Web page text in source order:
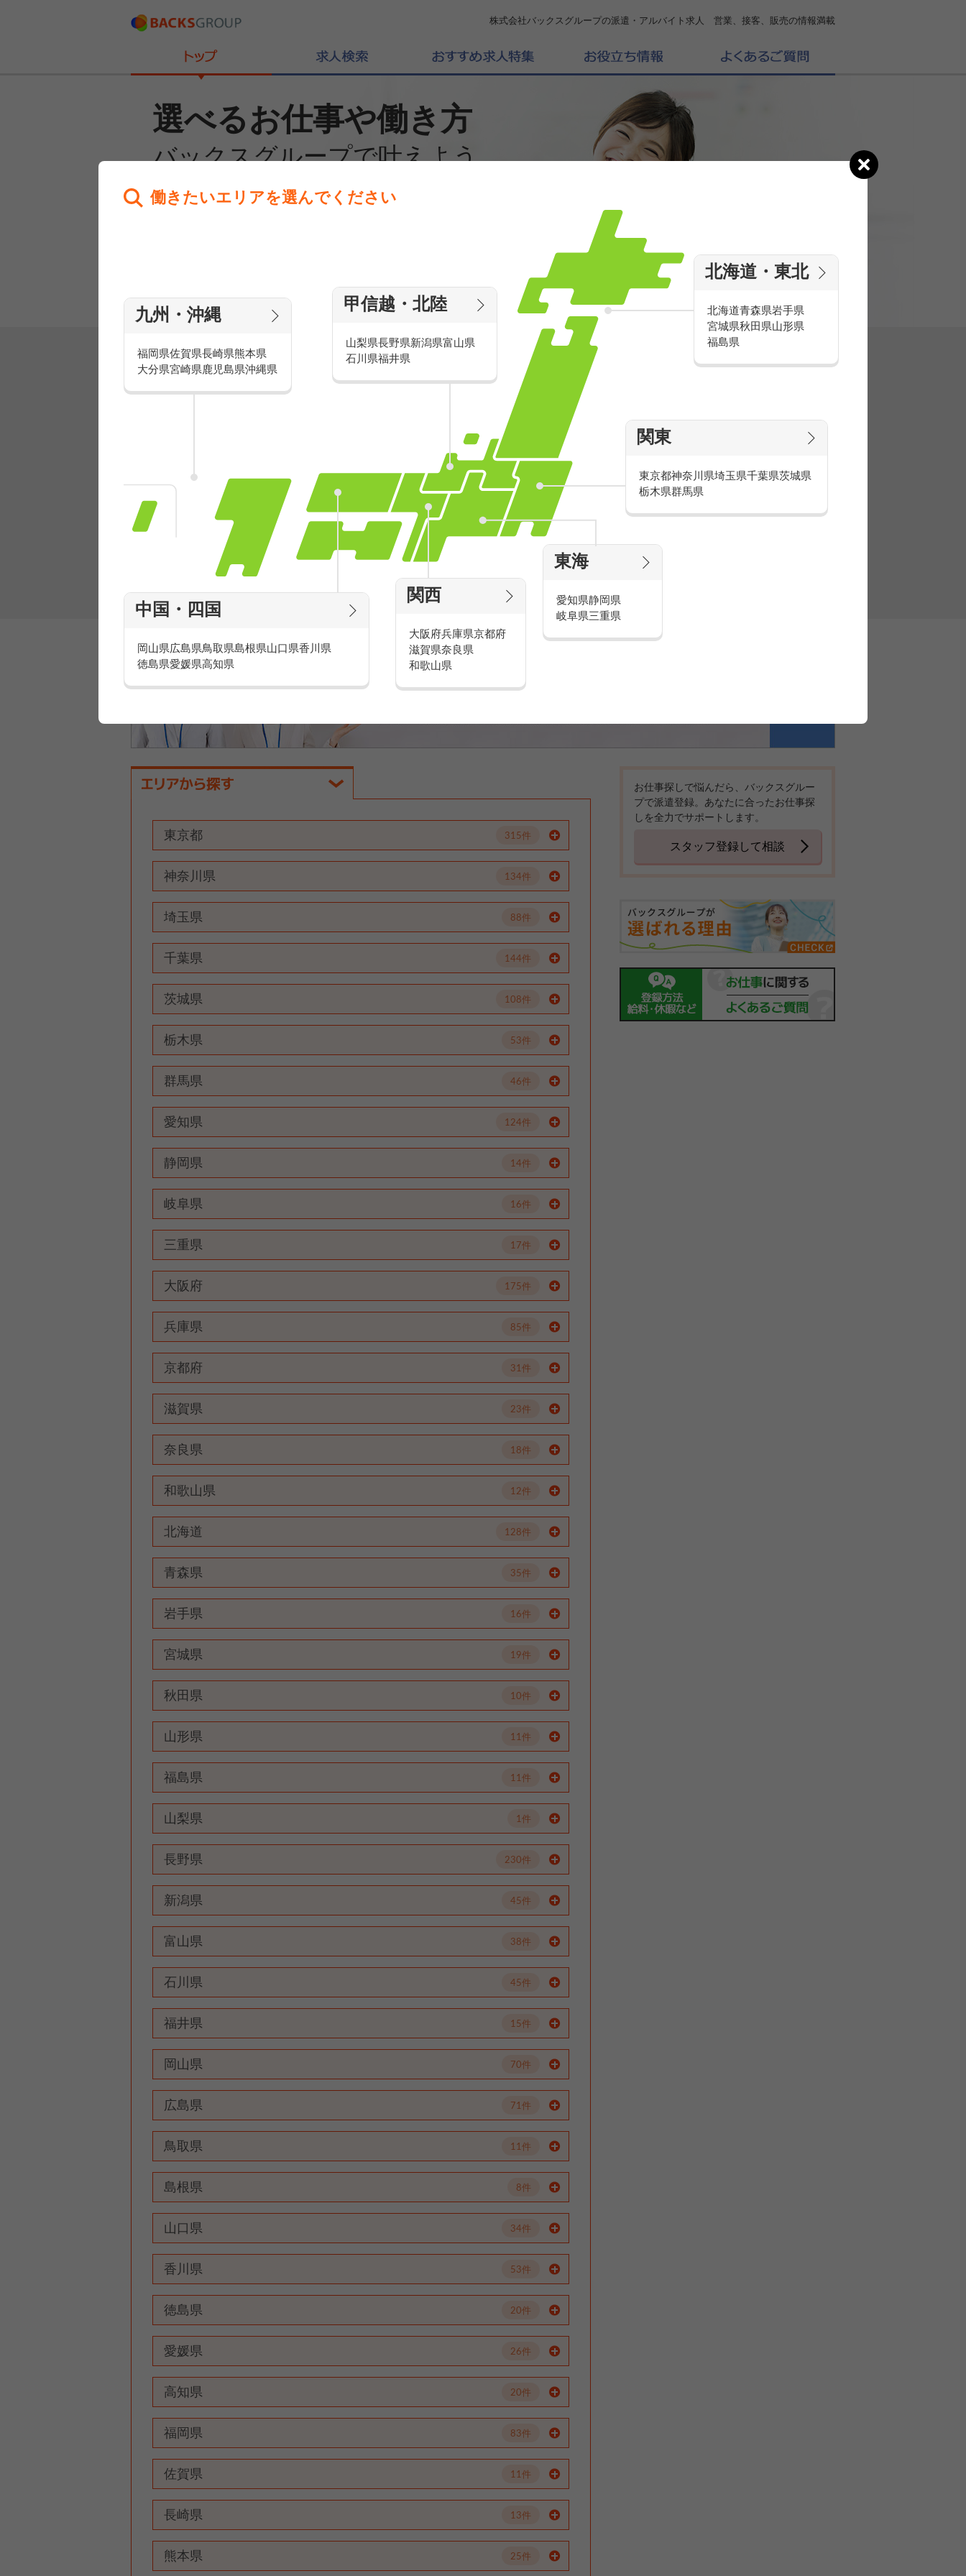
株式会社バックスグループの派遣・アルバイト求人 営業、接客、販売の情報満載
選べるお仕事や働き方
バックスグループで叶えよう
働きたいエリアを選んでください
エリアの
働きたいエリアを選んでください
北海道・東北
北海道青森県岩手県
宮城県秋田県山形県
福島県
関東
東京都神奈川県埼玉県千葉県茨城県
栃木県群馬県
東海
愛知県静岡県
岐阜県三重県
関西
大阪府兵庫県京都府
滋賀県奈良県
和歌山県
中国・四国
岡山県広島県鳥取県島根県山口県香川県
徳島県愛媛県高知県
九州・沖縄
福岡県佐賀県長崎県熊本県
大分県宮崎県鹿児島県沖縄県
甲信越・北陸
山梨県長野県新潟県富山県
石川県福井県
派遣・アルバイトのおすすめ求人特集
有名ブランドで楽しく働こう
人気を誇るブランドで 販売&店舗運営スタッ
フ積極採用中！
家電量販店の派遣・バイト求人
家電量販店で働くメリットをご紹介！
官庁・官公庁のお仕事とは
東京都 315件
神奈川県 134件
埼玉県 88件
千葉県 144件
茨城県 108件
栃木県 53件
群馬県 46件
愛知県 124件
静岡県 14件
岐阜県 16件
三重県 17件
大阪府 175件
兵庫県 85件
京都府 31件
滋賀県 23件
奈良県 18件
和歌山県 12件
北海道 128件
青森県 35件
岩手県 16件
宮城県 19件
秋田県 10件
山形県 11件
福島県 11件
山梨県 1件
長野県 230件
新潟県 45件
富山県 38件
石川県 45件
福井県 15件
岡山県 70件
広島県 71件
鳥取県 11件
島根県 8件
山口県 34件
香川県 53件
徳島県 20件
愛媛県 26件
高知県 20件
福岡県 83件
佐賀県 11件
長崎県 13件
熊本県 25件
お仕事探しで悩んだら、バックスグルー
プで派遣登録。あなたに合ったお仕事探
しを全力でサポートします。
スタッフ登録して相談